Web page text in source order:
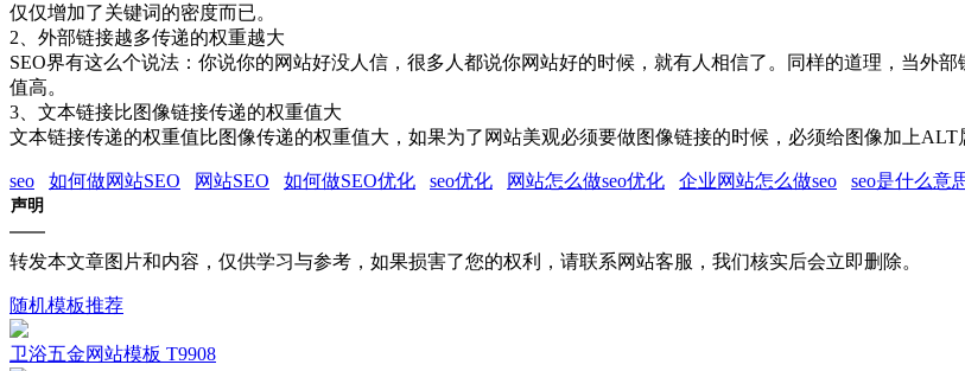
仅仅增加了关键词的密度而已。
2、外部链接越多传递的权重越大
SEO界有这么个说法：你说你的网站好没人信，很多人都说你网站好的时候，就有人相信了。同样的道理，当外
值高。
3、文本链接比图像链接传递的权重值大
文本链接传递的权重值比图像传递的权重值大，如果为了网站美观必须要做图像链接的时候，必须给图像加上ALT
seo 如何做网站SEO 网站SEO 如何做SEO优化 seo优化 网站怎么做seo优化 企业网站怎么做seo seo是什么意
声明
转发本文章图片和内容，仅供学习与参考，如果损害了您的权利，请联系网站客服，我们核实后会立即删除。
随机模板推荐
卫浴五金网站模板 T9908